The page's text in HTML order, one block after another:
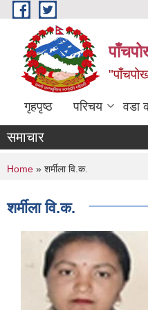
Skip to main content
गृहपृष्ठ परिचय वडा
समाचार
You are here
Home » शर्मीला वि.क.
शर्मीला वि.क.